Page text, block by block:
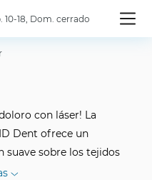
10-18, Dom. cerrado
con láser! La
Dent ofrece un
suave sobre los tejidos
rápida. ¡Le